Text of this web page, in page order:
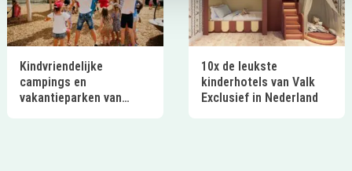
Kindvriendelijke
campings en
vakantieparken van
10x de leukste
kinderhotels van Valk
Exclusief in Nederland